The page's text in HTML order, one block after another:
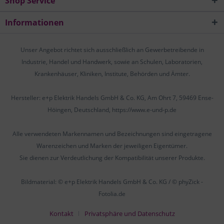
Informationen
Unser Angebot richtet sich ausschließlich an Gewerbetreibende in
Industrie, Handel und Handwerk, sowie an Schulen, Laboratorien,
Krankenhäuser, Kliniken, Institute, Behörden und Ämter.
Hersteller: e+p Elektrik Handels GmbH & Co. KG, Am Ohrt 7, 59469 Ense-
Höingen, Deutschland, https://www.e-und-p.de
Alle verwendeten Markennamen und Bezeichnungen sind eingetragene
Warenzeichen und Marken der jeweiligen Eigentümer.
Sie dienen zur Verdeutlichung der Kompatibilität unserer Produkte.
Bildmaterial: © e+p Elektrik Handels GmbH & Co. KG / © phyZick -
Fotolia.de
Kontakt
Privatsphäre und Datenschutz